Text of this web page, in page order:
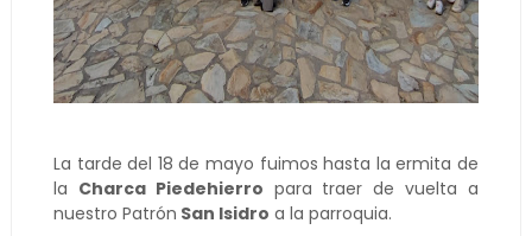
La tarde del 18 de mayo fuimos hasta la ermita de
la Charca Piedehierro para traer de vuelta a
nuestro Patrón San Isidro a la parroquia.